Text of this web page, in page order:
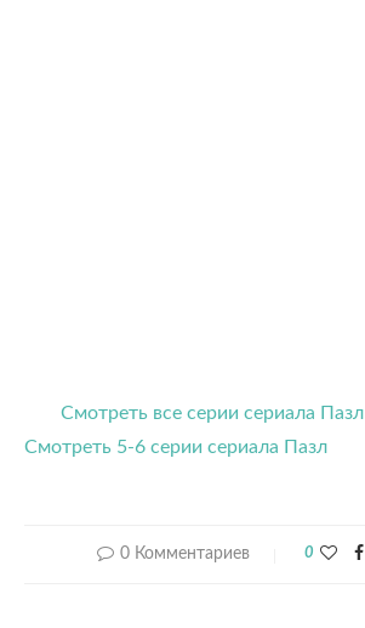
Смотреть все серии сериала Пазл
Смотреть 5-6 серии сериала Пазл
0 Комментариев 0